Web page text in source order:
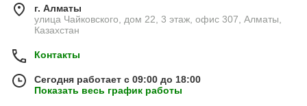
г. Алматы
улица Чайковского, дом 22, 3 этаж, офис 307, Алматы,
Казахстан
Контакты
Сегодня работает с 09:00 до 18:00
Показать весь график работы